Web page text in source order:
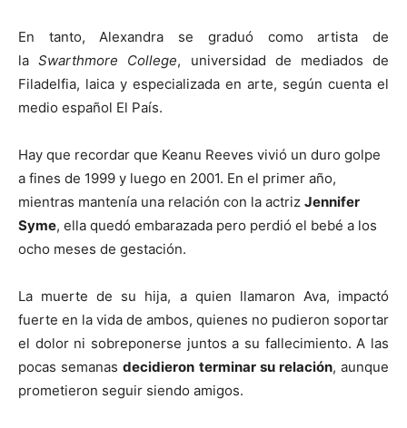
En tanto, Alexandra se graduó como artista de
laSwarthmore College, universidad de mediados de
Filadelfia, laica y especializada en arte, según cuenta el
medio español El País.
Hay que recordar que Keanu Reeves vivió un duro golpe
a fines de 1999 y luego en 2001. En el primer año,
mientras mantenía una relación con la actriz Jennifer
Syme, ella quedó embarazada pero perdió el bebé a los
ocho meses de gestación.
La muerte de su hija, a quien llamaron Ava, impactó
fuerte en la vida de ambos, quienes no pudieron soportar
el dolor ni sobreponerse juntos a su fallecimiento. A las
pocas semanasdecidieron terminar su relación, aunque
prometieron seguir siendo amigos.